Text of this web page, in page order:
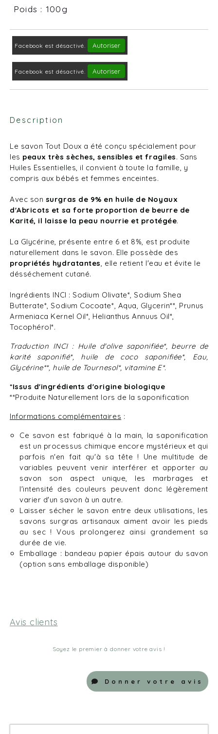
Poids : 100g
Facebook est désactivé. Autoriser
Facebook est désactivé. Autoriser
Description
Le savon Tout Doux a été conçu spécialement pour
les peaux très sèches, sensibles et fragiles. Sans
Huiles Essentielles, il convient à toute la famille, y
compris aux bébés et femmes enceintes.
Avec son surgras de 9% en huile de Noyaux
d'Abricots et sa forte proportion de beurre de
Karité, il laisse la peau nourrie et protégée.
La Glycérine, présente entre 6 et 8%, est produite
naturellement dans le savon. Elle possède des
propriétés hydratantes , elle retient l'eau et évite le
désséchement cutané.
Ingrédients INCI : Sodium Olivate*, Sodium Shea
Butterate*, Sodium Cocoate*, Aqua, Glycerin**, Prunus
Armeniaca Kernel Oil*, Helianthus Annuus Oil*,
Tocophérol*.
Traduction INCI : Huile d'olive saponifiée*, beurre de
karité saponifié*, huile de coco saponifiée*, Eau,
Glycérine**, huile de Tournesol*, vitamine E*.
*Issus d'ingrédients d'origine biologique
**Produite Naturellement lors de la saponification
Informations complémentaires :
Ce savon est fabriqué à la main, la saponification
est un processus chimique encore mystérieux et qui
parfois n'en fait qu'à sa tête ! Une multitude de
variables peuvent venir interférer et apporter au
savon son aspect unique, les marbrages et
l'intensité des couleurs peuvent donc légèrement
varier d'un savon à un autre.
Laisser sécher le savon entre deux utilisations, les
savons surgras artisanaux aiment avoir les pieds
au sec ! Vous prolongerez ainsi grandement sa
durée de vie.
Emballage : bandeau papier épais autour du savon
(option sans emballage disponible)
Avis clients
Soyez le premier à donner votre avis !
Donner votre avis